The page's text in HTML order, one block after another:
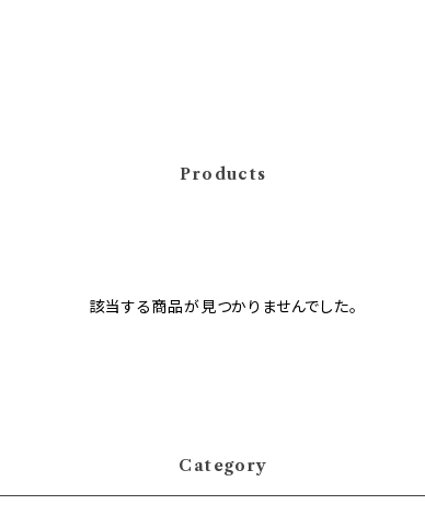
Products
該当する商品が見つかりませんでした。
Category